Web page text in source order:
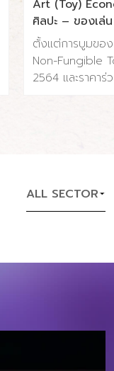
Art (Toy)
ศิลปะ – ของเล่น
ตั้งแต่การบูมขอ
Non-Fungible
2564 และราคา
ที่แข็งแรง ปราก
ฝั่ง Supply เรา
ก็มีผู้บริโภคที่พร้อ
สะสม และชุมชนศิ
ALL SECTOR